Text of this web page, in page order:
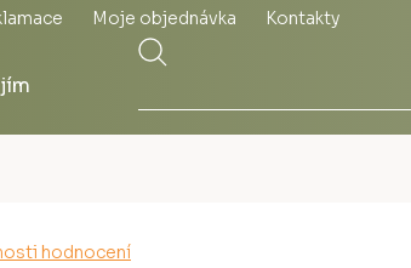
Moje objednávka Kontakty
Hledat
hodnocení